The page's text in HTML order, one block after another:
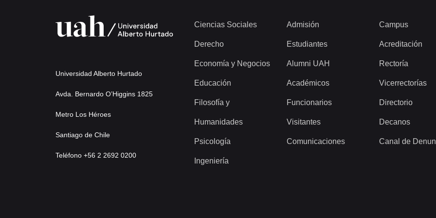
Universidad Alberto Hurtado
Avda. Bernardo O’Higgins 1825
Metro Los Héroes
Santiago de Chile
Teléfono +56 2 2692 0200
Ciencias Sociales
Derecho
Economía y Negocios
Educación
Filosofía y
Humanidades
Psicología
Ingeniería
Admisión
Estudiantes
Alumni UAH
Académicos
Funcionarios
Visitantes
Comunicaciones
Campus
Acreditación
Rectoría
Vicerrectorías
Directorio
Decanos
Canal de